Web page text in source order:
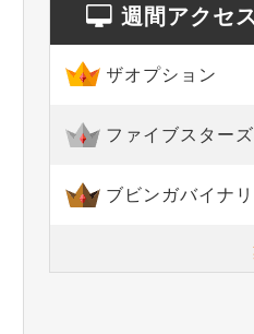
週間アクセ
ザオプション
ファイブスター
ブビンガバイナ